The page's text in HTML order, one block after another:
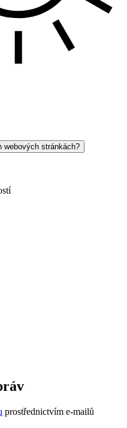
webových stránkách?
prostřednictvím e-mailů